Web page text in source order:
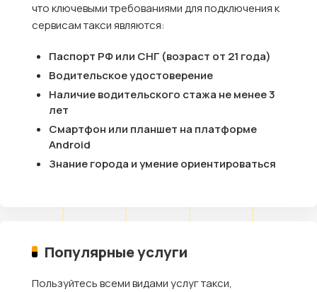
что ключевыми требованиями для подключения к
сервисам такси являются:
Паспорт РФ или СНГ (возраст от 21 года)
Водительское удостоверение
Наличие водительского стажа не менее 3
лет
Смартфон или планшет на платформе
Android
Знание города и умение ориентироваться
Популярные услуги
Пользуйтесь всеми видами услуг такси,